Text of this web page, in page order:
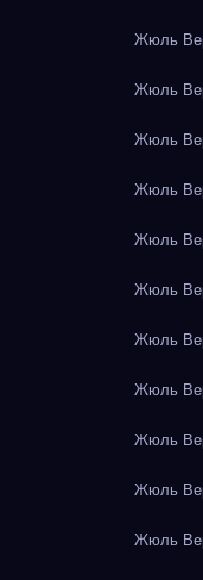
Жюль
Жюль
Жюль
Жюль
Жюль
Жюль
Жюль
Жюль
Жюль
Жюль
Жюль